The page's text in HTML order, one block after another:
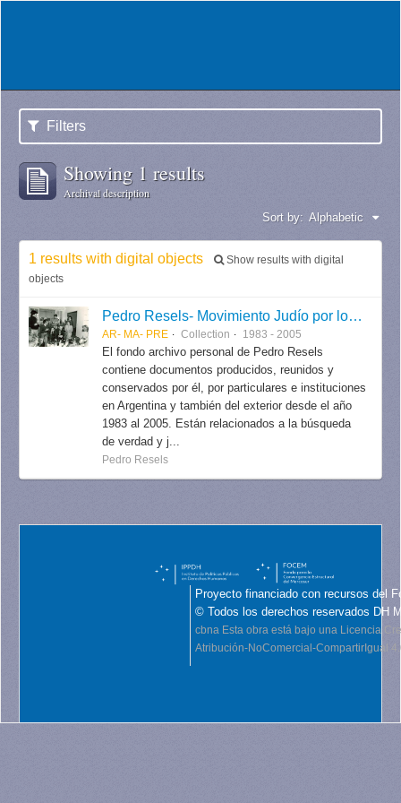
Filters
Showing 1 results
Archival description
Sort by: Alphabetic
1 results with digital objects
Show results with digital
objects
Pedro Resels- Movimiento Judío por los Derechos Humanos
AR- MA- PRE Collection 1983 - 2005
El fondo archivo personal de Pedro Resels
contiene documentos producidos, reunidos y
conservados por él, por particulares e instituciones
en Argentina y también del exterior desde el año
1983 al 2005. Están relacionados a la búsqueda
de verdad y j...
Pedro Resels
Proyecto financiado con recursos del
© Todos los derechos reservados DH
cbna Esta obra está bajo una Licencia
Atribución-NoComercial-CompartirIgual